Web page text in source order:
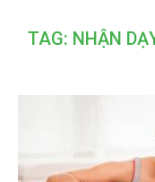
TAG: NHẬN